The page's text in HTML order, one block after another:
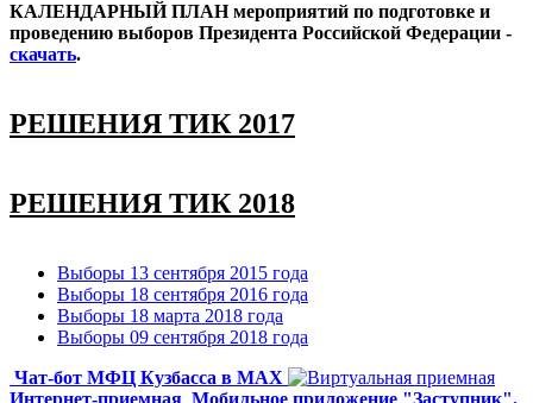
КАЛЕНДАРНЫЙ ПЛАН мероприятий по подготовке и
проведению выборов Президента Российской Федерации -
скачать.
РЕШЕНИЯ ТИК 2017
конкурса рисунков «Мое право – мой выбор» среди читателей
библиотек МБУК «Межпоселенческая централизованная
и специалистов библиотек МБУК «Межпоселенческая
централизованная библиотечная система Беловского района»
Об итогах конкурсов рисунков «Мое право – мой выбор» и
лучший буклет «Выборы глазами читателей» среди читателей
и специалистов МБУК «Межпоселенческая централизованная
РЕШЕНИЯ ТИК 2018
избирательной комиссии
О назначении в состав участковых избирательных комиссий
членов участковых избирательных комиссий с правом
Выборы 13 сентября 2015 года
Выборы 18 сентября 2016 года
Выборы 18 марта 2018 года
Выборы 09 сентября 2018 года
Чат-бот МФЦ Кузбасса в MAX
Интернет-приемная Мобильное приложение "Заступник".